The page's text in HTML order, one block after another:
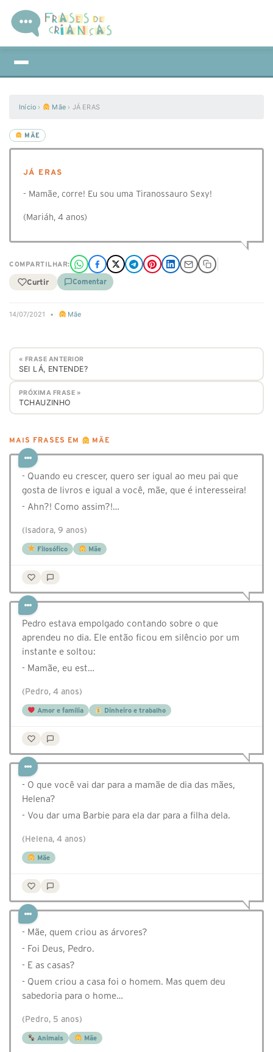
Início › Mãe › JÁ ERAS
MÃE
JÁ ERAS
- Mamãe, corre! Eu sou uma Tiranossauro Sexy!
(Mariáh, 4 anos)
COMPARTILHAR:
Curtir Comentar
14/07/2021 • Mãe
« FRASE ANTERIOR
SEI LÁ, ENTENDE?
PRÓXIMA FRASE »
TCHAUZINHO
MAIS FRASES EM MÃE
- Quando eu crescer, quero ser igual ao meu pai que
gosta de livros e igual a você, mãe, que é interesseira!
- Ahn?! Como assim?!…
(Isadora, 9 anos)
Filosófico Mãe
Pedro estava empolgado contando sobre o que
aprendeu no dia. Ele então ficou em silêncio por um
instante e soltou:
- Mamãe, eu est…
(Pedro, 4 anos)
Amor e família Dinheiro e trabalho
- O que você vai dar para a mamãe de dia das mães,
Helena?
- Vou dar uma Barbie para ela dar para a filha dela.
(Helena, 4 anos)
Mãe
- Mãe, quem criou as árvores?
- Foi Deus, Pedro.
- E as casas?
- Quem criou a casa foi o homem. Mas quem deu
sabedoria para o home…
(Pedro, 5 anos)
Animais Mãe